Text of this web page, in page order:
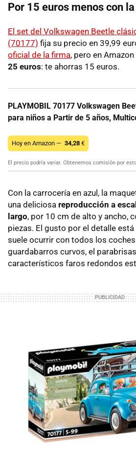
Por 15 euros menos con
El set del Volkswagen Beetle
(70177) fija su precio en 39,99
oficial de la firma, pero en
25 euros: te ahorras 15 euros.
PLAYMOBIL 70177 Volkswagen
para niños a Partir de 5 años,
Hoy en Amazon — 34,28 €
El precio podría variar. Obtenemos comisión por
Con la carrocería en azul, la
una deliciosa reproducción a
largo, por 10 cm de alto y ancho,
piezas. El gusto por el detalle
suele ocurrir con todos los
guardabarros curvos, el
característicos faros redondos